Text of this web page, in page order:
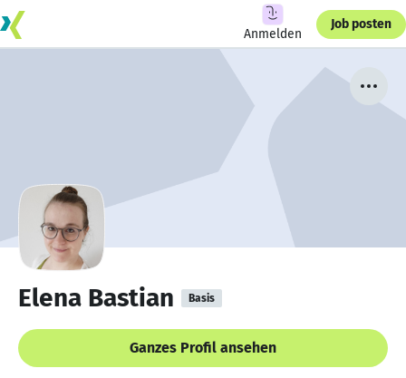
Anmelden
Job posten
Elena Bastian Basis
Ganzes Profil ansehen